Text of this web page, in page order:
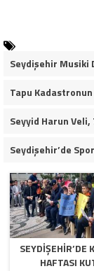
Seyyid Harun Veli,
Seydişehir’de
SEYDIŞEHIR’DE
HAFTASI